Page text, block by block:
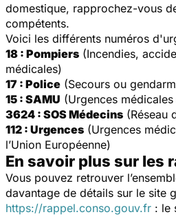
domestique, rapprochez-vous
compétents.
Voici les différents numéros
18 : Pompiers (Incendies,
médicales)
17 : Police (Secours ou
15 : SAMU (Urgences
3624 : SOS Médecins (Réseau
112 : Urgences (Urgences
l’Union Européenne)
En savoir plus sur les
Vous pouvez retrouver
davantage de détails sur le site
https://rappel.conso.gouv.fr : le